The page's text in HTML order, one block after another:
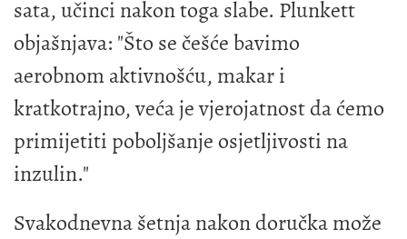
sata, učinci nakon toga slabe. Plunkett
objašnjava: "Što se češće bavimo
aerobnom aktivnošću, makar i
kratkotrajno, veća je vjerojatnost da ćemo
primijetiti poboljšanje osjetljivosti na
inzulin."
Svakodnevna šetnja nakon doručka može